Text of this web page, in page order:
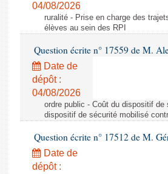
04/08/2026
ruralité - Prise en charge des
élèves au sein des RPI
Question écrite n° 17559 de M.
Date de
dépôt :
04/08/2026
ordre public - Coût du dispositif
dispositif de sécurité mobilisé
Question écrite n° 17512 de M.
Date de
dépôt :